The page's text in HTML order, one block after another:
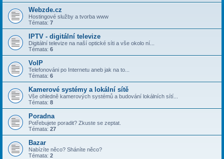
Webzde.cz
Hostingové služby a tvorba www
Témata: 7
IPTV - digitální televize
Digitální televize na naší optické síti a vše okolo ní...
Témata: 6
VoIP
Telefonováni po Internetu aneb jak na to...
Témata: 6
Kamerové systémy a lokální sítě
Vše ohledně kamerových systémů a budování lokálních sítí...
Témata: 8
Poradna
Potřebujete poradit? Zkuste se zeptat.
Témata: 27
Bazar
Nabízíte něco? Sháníte něco?
Témata: 2